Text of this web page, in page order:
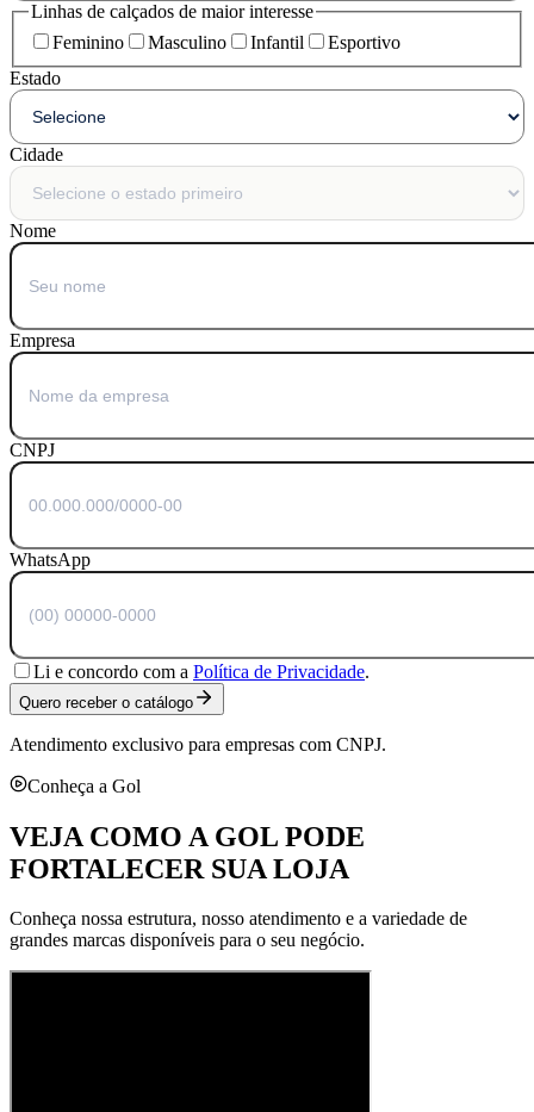
Linhas de calçados de maior interesse
Feminino
Masculino Infantil
Esportivo
Estado
Cidade
Nome
Empresa
CNPJ
WhatsApp
Li e concordo com a Política de Privacidade.
Quero receber o catálogo
Atendimento exclusivo para empresas com CNPJ.
Conheça a Gol
VEJA COMO A GOL PODE
FORTALECER SUA LOJA
Conheça nossa estrutura, nosso atendimento e a variedade de
grandes marcas disponíveis para o seu negócio.